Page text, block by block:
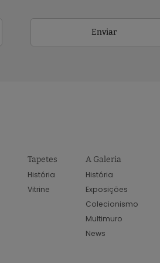
Enviar
Tapetes
História
Vitrine
A Galeria
História
Exposições
Colecionismo
Multimuro
News